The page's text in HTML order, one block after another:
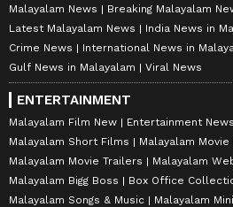
Malayalam News
Breaking Malayalam
Latest Malayalam News
India News in
Crime News
International News in
Gulf News in Malayalam
Viral News
ENTERTAINMENT
Malayalam Film New
Entertainment
Malayalam Short Films
Malayalam Movie
Malayalam Movie Trailers
Malayalam
Malayalam Bigg Boss
Box Office
Malayalam Songs & Music
Malayalam